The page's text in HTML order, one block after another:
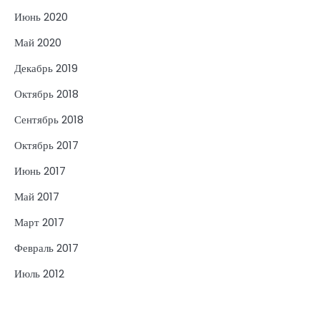
Июнь 2020
Май 2020
Декабрь 2019
Октябрь 2018
Сентябрь 2018
Октябрь 2017
Июнь 2017
Май 2017
Март 2017
Февраль 2017
Июль 2012